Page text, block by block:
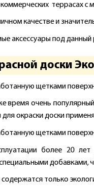
террасах с
качестве и
аксессуары под данный
доски
щетками
время очень
окраски доски
щетками
более 20
добавками,
содержатся только